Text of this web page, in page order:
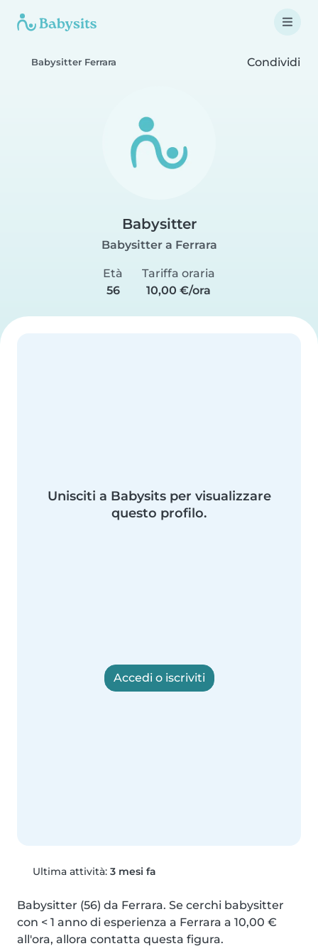
Babysitter Ferrara Condividi
Babysitter
Babysitter a Ferrara
Età
56
Tariffa oraria
10,00 €/ora
Unisciti a Babysits per visualizzare
questo profilo.
Accedi o iscriviti
Ultima attività: 3 mesi fa
Babysitter (56) da Ferrara. Se cerchi babysitter
con < 1 anno di esperienza a Ferrara a 10,00 €
all'ora, allora contatta questa figura.